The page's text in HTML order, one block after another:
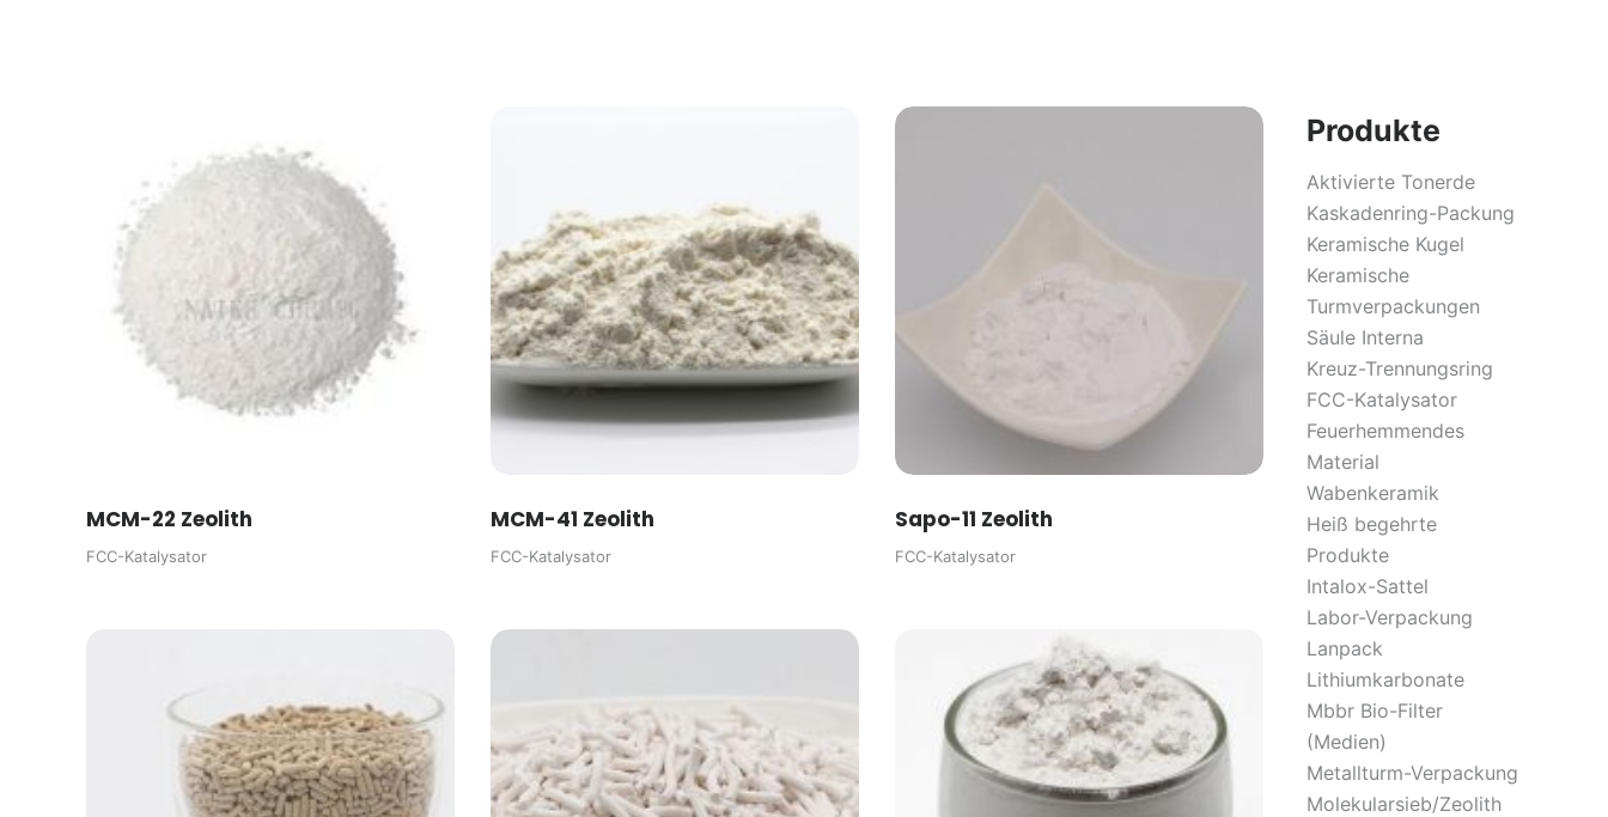
MCM-22 Zeolith
FCC-Katalysator
MCM-41 Zeolith
FCC-Katalysator
Sapo-11 Zeolith
FCC-Katalysator
Produkte
Aktivierte Tonerde
Kaskadenring-Packung
Keramische Kugel
Keramische
Turmverpackungen
Säule Interna
Kreuz-Trennungsring
FCC-Katalysator
Feuerhemmendes
Material
Wabenkeramik
Heiß begehrte
Produkte
Intalox-Sattel
Labor-Verpackung
Lanpack
Lithiumkarbonate
Mbbr Bio-Filter
(Medien)
Metallturm-Verpackung
Molekularsieb/Zeolith